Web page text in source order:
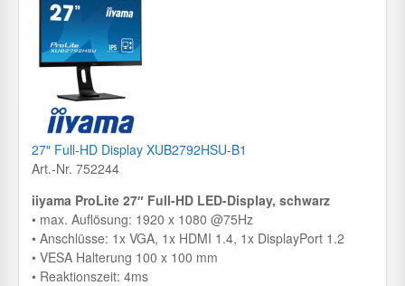
27″ Full-HD Display XUB2792HSU-B1
Art.-Nr. 752244
iiyama ProLite 27″ Full-HD LED-Display, schwarz
• max. Auflösung: 1920 x 1080 @75Hz
• Anschlüsse: 1x VGA, 1x HDMI 1.4, 1x DisplayPort 1.2
• VESA Halterung 100 x 100 mm
• Reaktionszeit: 4ms